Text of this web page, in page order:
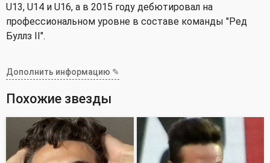
U13, U14 и U16, а в 2015 году дебютировал на
профессиональном уровне в составе команды "Ред
Буллз II".
Дополнить информацию ✎
Похожие звезды